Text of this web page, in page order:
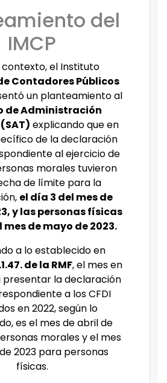
del
IMCP
contexto, el Instituto
Contadores Públicos
un planteamiento al
de Administración
explicando que en
de la declaración
al ejercicio de
morales tuvieron
de límite para la
el día 3 del mes de
y las personas físicas
mes de mayo de 2023.
a lo establecido en
de la RMF, el mes en
presentar la declaración
a los CFDI
en 2022, según lo
es el mes de abril de
morales y el mes
2023 para personas
físicas.